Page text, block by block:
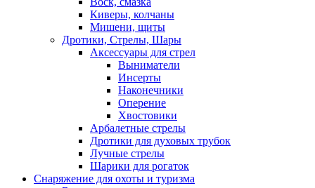
Киверы, колчаны
Мишени, щиты
Дротики, Стрелы, Шары
Аксессуары для стрел
Выниматели
Инсерты
Наконечники
Оперение
Хвостовики
Арбалетные стрелы
Дротики для духовых трубок
Лучные стрелы
Шарики для рогаток
Снаряжение для охоты и туризма